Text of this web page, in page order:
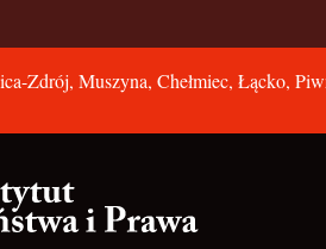
Zdrój, Muszyna, Chełmiec, Łącko,